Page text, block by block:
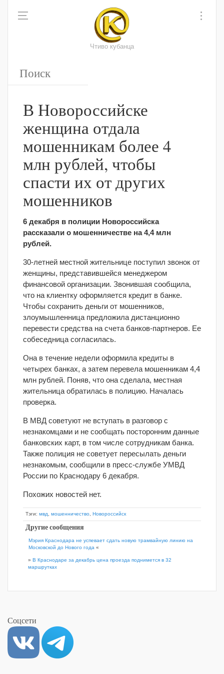
Чтиво кубанца
В Новороссийске
женщина отдала
мошенникам более 4
млн рублей, чтобы
спасти их от других
мошенников
6 декабря в полиции Новороссийска
рассказали о мошенничестве на 4,4 млн
рублей.
30-летней местной жительнице поступил звонок от
женщины, представившейся менеджером
финансовой организации. Звонившая сообщила,
что на клиентку оформляется кредит в банке.
Чтобы сохранить деньги от мошенников,
злоумышленница предложила дистанционно
перевести средства на счета банков-партнеров. Ее
собеседница согласилась.
Она в течение недели оформила кредиты в
четырех банках, а затем перевела мошенникам 4,4
млн рублей. Поняв, что она сделала, местная
жительница обратилась в полицию. Началась
проверка.
В МВД советуют не вступать в разговор с
незнакомцами и не сообщать посторонним данные
банковских карт, в том числе сотрудникам банка.
Также полиция не советует пересылать деньги
незнакомым, сообщили в пресс-службе УМВД
России по Краснодару 6 декабря.
Похожих новостей нет.
Тэги: мвд мошенничество Новороссийск
Другие сообщения
Мэрия Краснодара не успевает сдать новую трамвайную линию на
Московской до Нового года «
» В Краснодаре за декабрь цена проезда поднимется в 32
маршрутках
Соцсети